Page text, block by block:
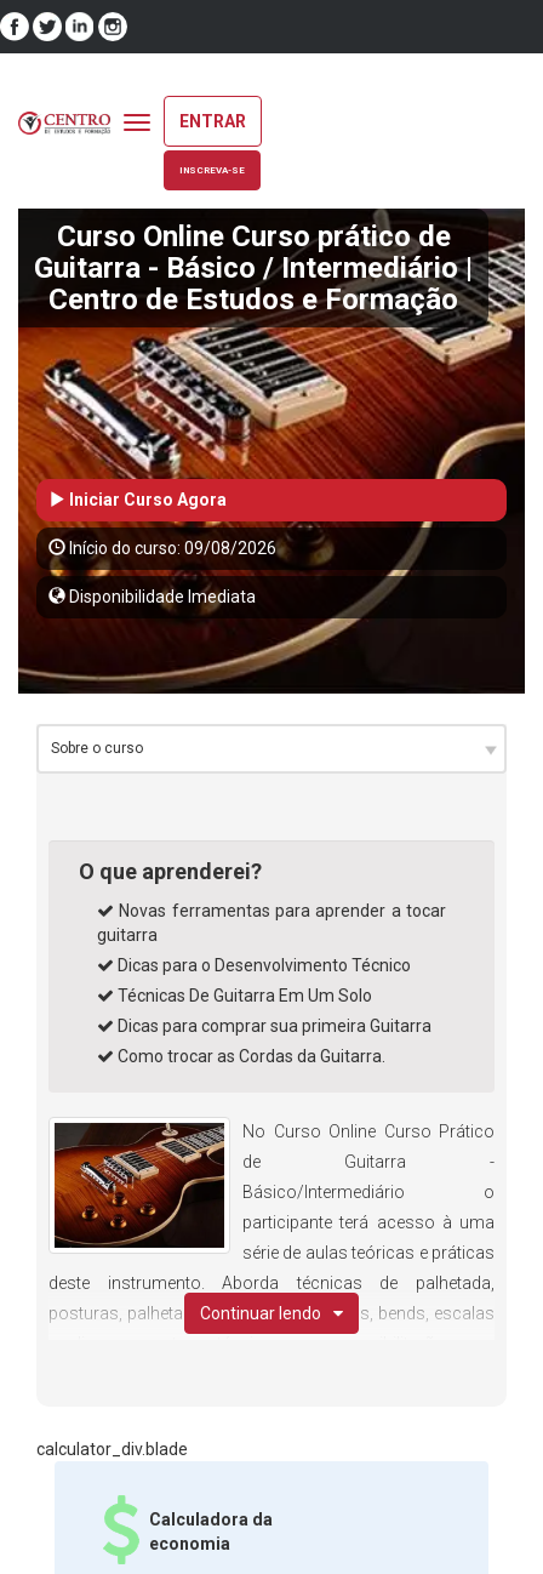
Toggle
navigation
ENTRAR
INSCREVA-SE
Curso Online Curso prático de
Guitarra - Básico / Intermediário |
Centro de Estudos e Formação
Iniciar Curso Agora
Início do curso: 09/08/2026
Disponibilidade Imediata
O que aprenderei?
Novas ferramentas para aprender a tocar
guitarra
Dicas para o Desenvolvimento Técnico
Técnicas De Guitarra Em Um Solo
Dicas para comprar sua primeira Guitarra
Como trocar as Cordas da Guitarra.
No Curso Online Curso Prático
de Guitarra -
Básico/Intermediário o
participante terá acesso à uma
série de aulas teóricas e práticas
deste instrumento. Aborda técnicas de palhetada,
posturas, palhetadas alternadas, vibratos, bends, escalas
conhecimentos!
Continuar lendo
calculator_div.blade
Calculadora da
economia